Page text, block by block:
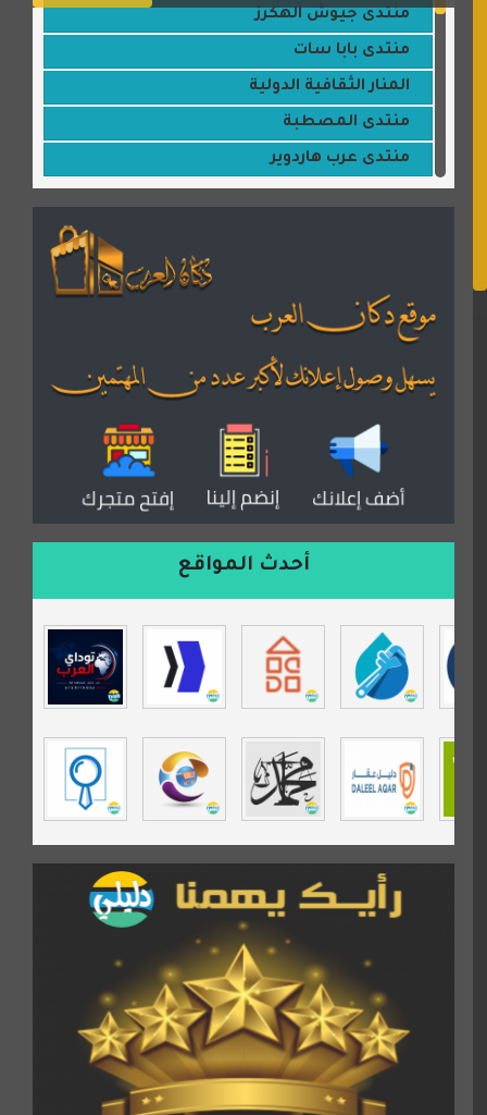
منتدى جيوش الهكرز
منتدى بابا سات
المنار الثقافية الدولية
منتدى المصطبة
منتدى عرب هاردوير
القران للجميع
منتدى همسات روائية
المكتبة الصوتية للقران الكريم
منتدى عدلات
موقع مداد الإسلامي
ورشة زهرة لورا للحدادة
موقع حراج خدمة
تي في قران
موسوعة نور الرحمن
مندى غرام
مردة سوفت
السبيل
أحدث المواقع